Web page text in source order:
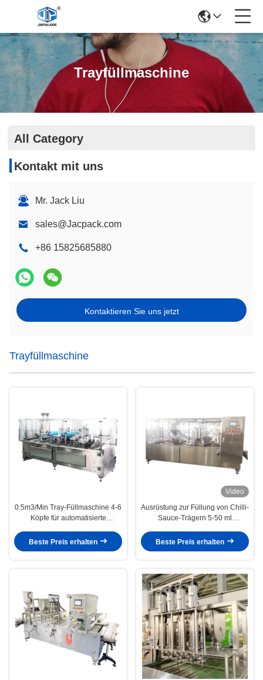
Trayfüllmaschine
All Category
Kontakt mit uns
Mr. Jack Liu
sales@Jacpack.com
+86 15825685880
Kontaktieren Sie uns jetzt
Trayfüllmaschine
0.5m3/Min Tray-Füllmaschine 4-6
Köpfe für automatisierte
Beste Preis erhalten
Video
Ausrüstung zur Füllung von Chilli-
Sauce-Trägern 5-50 ml
Verpackungsanlage
Beste Preis erhalten